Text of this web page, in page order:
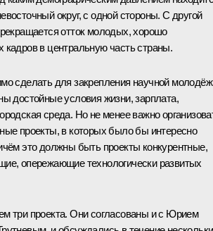
округ, с одной стороны. С другой
отток молодых, хорошо
кадров в центральную часть страны.
сделать для закрепления научной
достойные условия жизни, зарплата,
среда. Но не менее важно
проекты, в которых было бы интересно
это должны быть проекты конкурентные,
опережающие технологически развитых
три проекта. Они согласованы и с Юрием